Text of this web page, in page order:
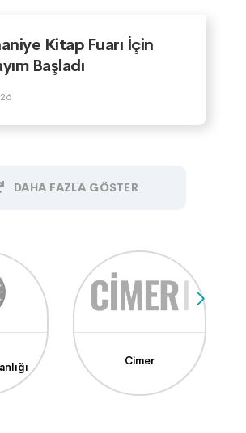
Kitap Fuarı İçin
Başladı
DAHA FAZLA GÖSTER
Cimer